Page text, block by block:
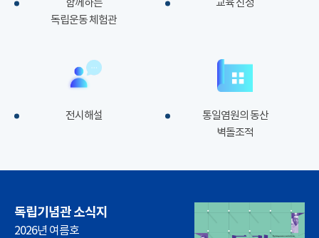
함께하는
독립운동 체험관
교육 신청
전시해설
통일염원의 동산
벽돌조적
독립기념관 소식지
2026년 여름호